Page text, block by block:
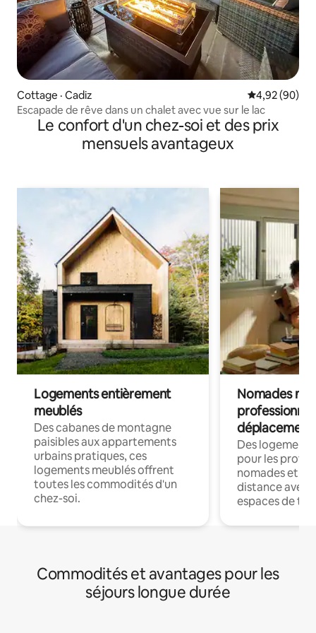
Cottage · Cadiz Note
4,92 (90)
Escapade de rêve dans un chalet avec vue sur le lac
Le confort d'un chez-soi et des prix
mensuels avantageux
Logements entièrement
meublés
Des cabanes de montagne
paisibles aux appartements
urbains pratiques, ces
logements meublés offrent
toutes les commodités d'un
chez-soi.
Nomades
déplacement
Des
pour les
nomades et
distance avec
espaces de
Commodités et avantages pour les
séjours longue durée